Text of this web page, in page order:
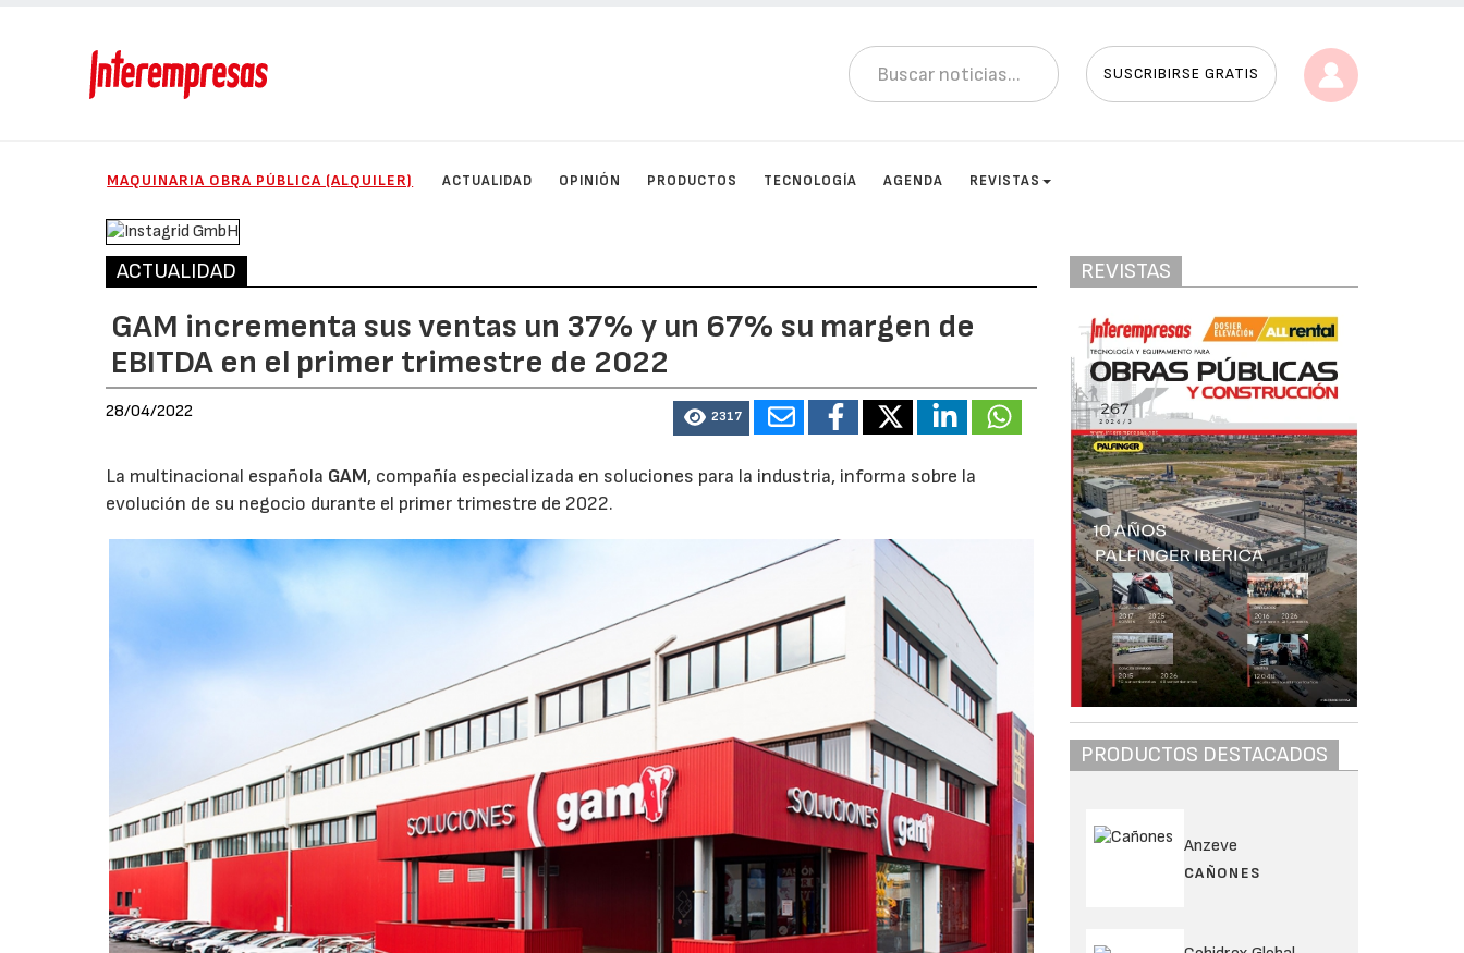
SUSCRIBIRSE GRATIS
MAQUINARIA OBRA PÚBLICA (ALQUILER) ACTUALIDAD OPINIÓN PRODUCTOS TECNOLOGÍA AGENDA REVISTAS
ACTUALIDAD
GAM incrementa sus ventas un 37% y un 67% su margen de
EBITDA en el primer trimestre de 2022
28/04/2022 2317
La multinacional española GAM, compañía especializada en soluciones para la industria, informa sobre la
evolución de su negocio durante el primer trimestre de 2022.
REVISTAS
PRODUCTOS DESTACADOS
Anzeve
CAÑONES